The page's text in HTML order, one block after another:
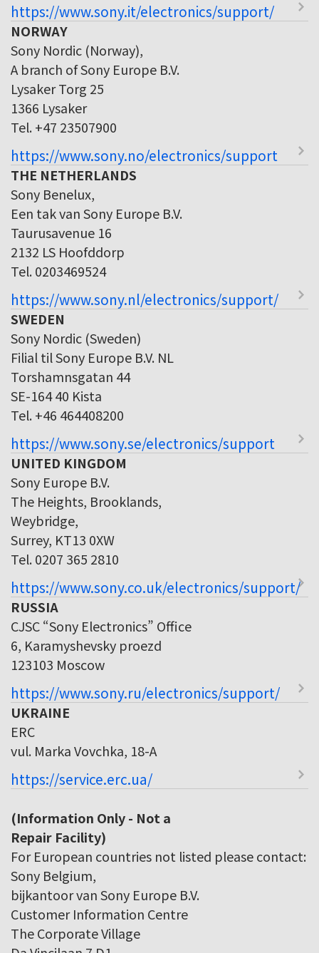
https://www.sony.it/electronics/support/
NORWAY
Sony Nordic (Norway),
A branch of Sony Europe B.V.
Lysaker Torg 25
1366 Lysaker
Tel. +47 23507900
https://www.sony.no/electronics/support
THE NETHERLANDS
Sony Benelux,
Een tak van Sony Europe B.V.
Taurusavenue 16
2132 LS Hoofddorp
Tel. 0203469524
https://www.sony.nl/electronics/support/
SWEDEN
Sony Nordic (Sweden)
Filial til Sony Europe B.V. NL
Torshamnsgatan 44
SE-164 40 Kista
Tel. +46 464408200
https://www.sony.se/electronics/support
UNITED KINGDOM
Sony Europe B.V.
The Heights, Brooklands,
Weybridge,
Surrey, KT13 0XW
Tel. 0207 365 2810
https://www.sony.co.uk/electronics/support/
RUSSIA
CJSC “Sony Electronics” Office
6, Karamyshevsky proezd
123103 Moscow
https://www.sony.ru/electronics/support/
UKRAINE
ERC
vul. Marka Vovchka, 18-A
https://service.erc.ua/
(Information Only - Not a
Repair Facility)
For European countries not listed please contact:
Sony Belgium,
bijkantoor van Sony Europe B.V.
Customer Information Centre
The Corporate Village